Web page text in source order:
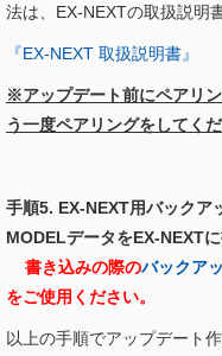
法は、EX-NEXTの取扱説明
『EX-NEXT 取扱説明書』
※アップデート前にペアリ
う一度ペアリングをしてくだ
手順5. EX-NEXT用バックア
MODELデータをEX-NEXTに
書き込みの際のバックア
をご使用ください。
以上の手順でアップデート